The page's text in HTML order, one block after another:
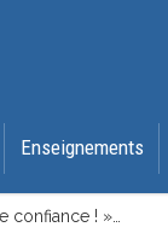
Enseignements
confiance ! »…